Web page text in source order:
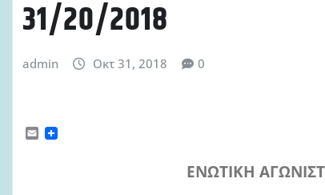
31/20/2018
admin Οκτ 31, 2018 0
E
ΕΝΩΤΙΚΗ